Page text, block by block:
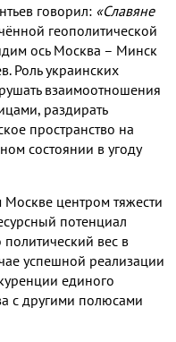
говорил: «Славяне
геополитической
ось Москва – Минск
. Роль украинских
взаимоотношения
, раздирать
пространство на
состоянии в угоду
Москве центром тяжести
потенциал
политический вес в
успешной реализации
единого
с другими полюсами